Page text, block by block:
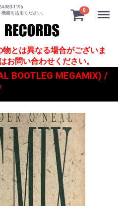
983-1196
能を活用ください。
0 Menu
とは異なる場合がございま
お問い合わせください。
BOOTLEG MEGAMIX) /